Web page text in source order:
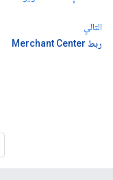
التالي
ربط Merchant Center